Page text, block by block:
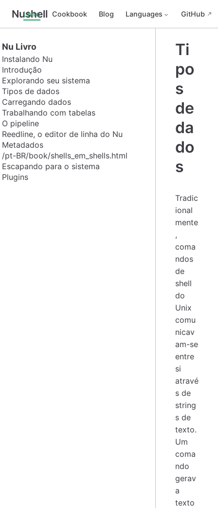
Nushell
Livro Cookbook Blog Languages GitHub
Nu Livro
Instalando Nu
Introdução
Explorando seu sistema
Tipos de dados
Carregando dados
Trabalhando com tabelas
O pipeline
Reedline, o editor de linha do Nu
Metadados
/pt-BR/book/shells_em_shells.html
Escapando para o sistema
Plugins
Ti
po
s
de
da
do
s
Tradic
ional
mente
,
coma
ndos
de
shell
do
Unix
comu
nicav
am-se
entre
si
atravé
s de
string
s de
texto.
Um
coma
ndo
gerav
a
texto